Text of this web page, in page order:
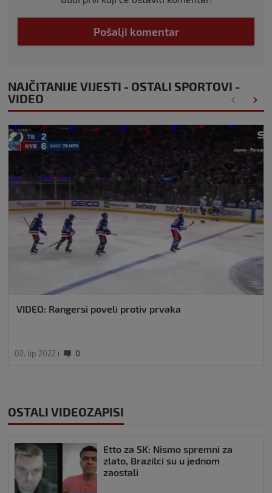
Pošalji komentar
NAJČITANIJE VIJESTI - OSTALI SPORTOVI -
VIDEO
VIDEO: Rangersi poveli protiv prvaka
02. lip 2022 0
OSTALI VIDEOZAPISI
Etto za SK: Nismo spremni za
zlato, Brazilci su u jednom
zaostali